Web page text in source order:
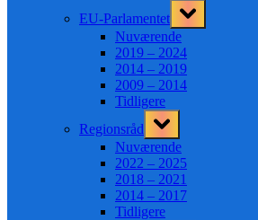
EU-Parlamentet
Toggle
sub-
menu
Nuværende
2019 – 2024
2014 – 2019
2009 – 2014
Tidligere
Regionsråd
Toggle
sub-
menu
Nuværende
2022 – 2025
2018 – 2021
2014 – 2017
Tidligere